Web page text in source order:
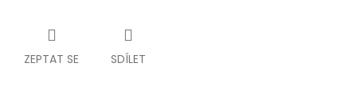
ZEPTAT SE SDÍLET